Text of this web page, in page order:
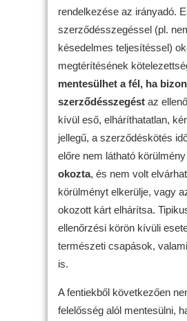
rendelkezése az irányadó.
szerződésszegéssel (pl.
késedelmes teljesítéssel)
megtérítésének
mentesülhet a fél, ha
szerződésszegést az
kívül eső, elháríthatatlan,
jellegű, a szerződéskötés
előre nem látható körülmény
okozta, és nem volt
körülményt elkerülje, vagy
okozott kárt elhárítsa.
ellenőrzési körön kívüli
természeti csapások,
is.
A fentiekből következően
felelősség alól mentesülni,